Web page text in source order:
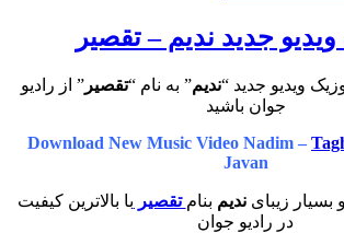
جدید ندیم – تقصیر
ویدیو جدید “ندیم” به نام “تقصیر ” از رادیو
جوان باشید
Download New Music Video Nadim –
Javan
بسیار زیبایندیم بنام تقصیر با بالاترین کیفیت
در رادیو جوان